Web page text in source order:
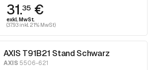
31.35 €
exkl. MwSt.
(37.93 inkl. 21% MwSt)
AXIS T91B21 Stand Schwarz
AXIS5506-621